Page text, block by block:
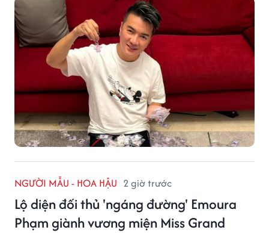
NGƯỜI MẪU - HOA HẬU 2 giờ trước
Lộ diện đối thủ 'ngáng đường' Emoura
Phạm giành vương miện Miss Grand